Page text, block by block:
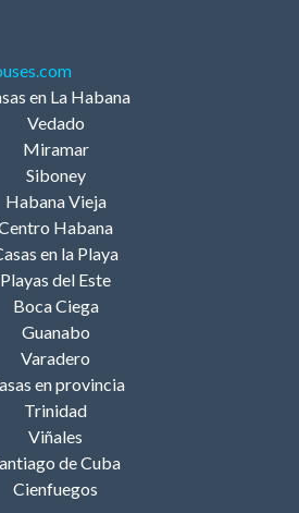
en La Habana
Vedado
Miramar
Siboney
Habana Vieja
Habana
en la Playa
Playas del Este
Boca Ciega
Guanabo
Varadero
en provincia
Trinidad
Viñales
de Cuba
Cienfuegos